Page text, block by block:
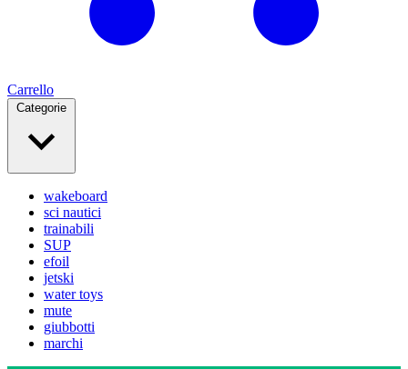
Carrello
Categorie
wakeboard
sci nautici
trainabili
SUP
efoil
jetski
water toys
mute
giubbotti
marchi